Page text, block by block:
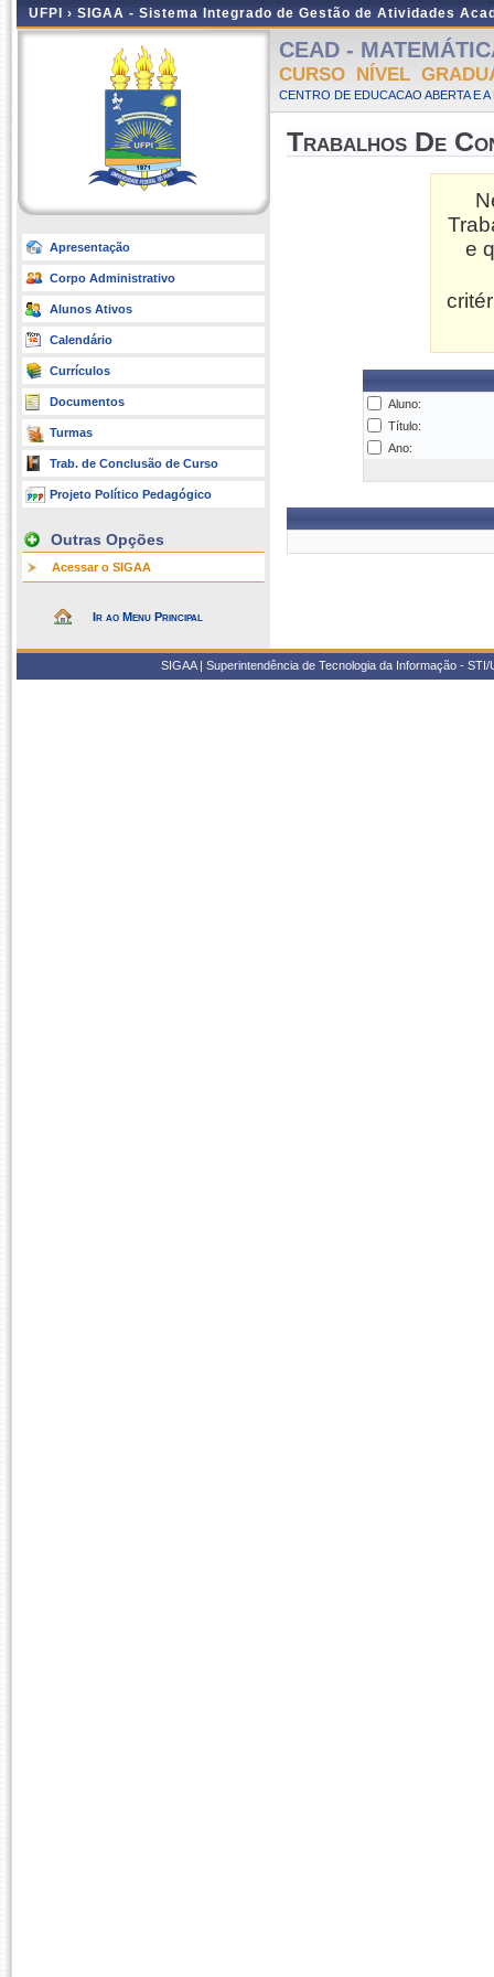
UFPI › SIGAA - Sistema Integrado de Gestão de Atividades
Apresentação
Corpo Administrativo
Alunos Ativos
Calendário
Currículos
Documentos
Turmas
Trab. de Conclusão de Curso
Projeto Político Pedagógico
Outras Opções
Acessar o SIGAA
Ir ao Menu Principal
CEAD -
CURSO NÍVEL
CENTRO DE EDUCACAO ABERTA E
Trabalhos De
e
Aluno:
Título:
Ano:
SIGAA | Superintendência de Tecnologia da Informação -